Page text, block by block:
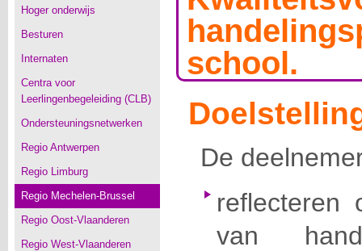
Hoger onderwijs
Besturen
Internaten
Centra voor
Leerlingenbegeleiding (CLB)
Ondersteuningsnetwerken
Regio Antwerpen
Regio Limburg
Regio Mechelen-Brussel
Regio Oost-Vlaanderen
Regio West-Vlaanderen
school.
De
reflecteren
van